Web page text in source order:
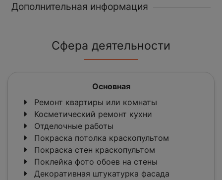
Дополнительная информация
Сфера деятельности
Основная
Ремонт квартиры или комнаты
Косметический ремонт кухни
Отделочные работы
Покраска потолка краскопультом
Покраска стен краскопультом
Поклейка фото обоев на стены
Декоративная штукатурка фасада